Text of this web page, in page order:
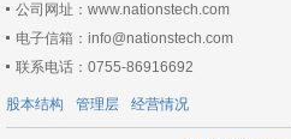
公司网址：www.nationstech.com
电子信箱：info@nationstech.com
联系电话：0755-86916692
股本结构 管理层 经营情况